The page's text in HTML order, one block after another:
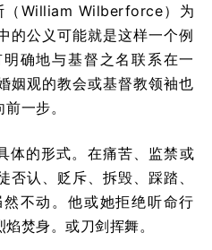
（William Wilberforce）为
的公义可能就是这样一个例
确地与基督之名联系在一
姻观的教会或基督教领袖也
一步。
体的形式。在痛苦、监禁或
否认、贬斥、拆毁、踩踏、
不动。他或她拒绝听命行
焚身。或刀剑挥舞。